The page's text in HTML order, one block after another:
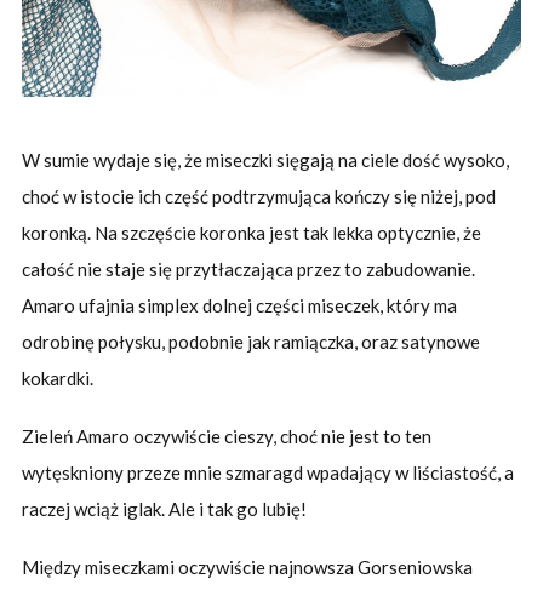
W sumie wydaje się, że miseczki sięgają na ciele dość wysoko,
choć w istocie ich część podtrzymująca kończy się niżej, pod
koronką. Na szczęście koronka jest tak lekka optycznie, że
całość nie staje się przytłaczająca przez to zabudowanie.
Amaro ufajnia simplex dolnej części miseczek, który ma
odrobinę połysku, podobnie jak ramiączka, oraz satynowe
kokardki.
Zieleń Amaro oczywiście cieszy, choć nie jest to ten
wytęskniony przeze mnie szmaragd wpadający w liściastość, a
raczej wciąż iglak. Ale i tak go lubię!
Między miseczkami oczywiście najnowsza Gorseniowska